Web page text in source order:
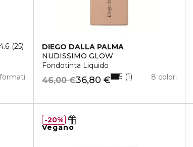
25
DIEGO DALLA PALMA
NUDISSIMO GLOW
Fondotinta Liquido
36,80 €
46,00 € 8 colori
5 1
Vegano
20%